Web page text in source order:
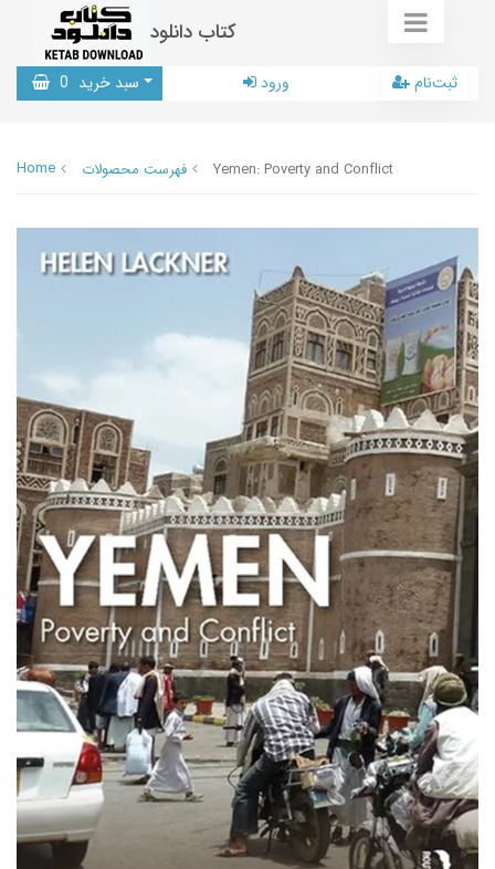
کتاب دانلود
سبد خرید 0 ورود ثبت‌نام
Home فهرست محصولات Yemen: Poverty and Conflict